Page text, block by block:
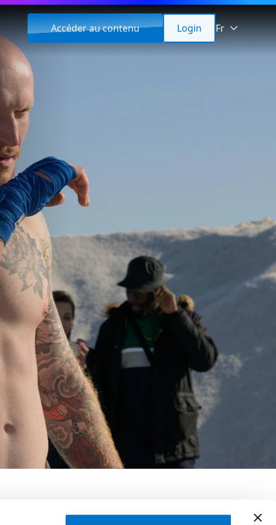
Accéder au contenu Login Fr